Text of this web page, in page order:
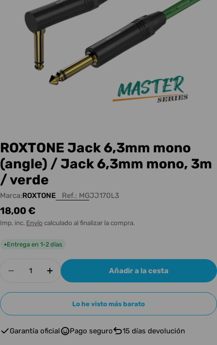
medios 0 en modal
ROXTONE Jack 6,3mm mono
(angle) / Jack 6,3mm mono, 3m
/ verde
Marca:ROXTONE Ref.: MGJJ170L3
Precio
habitual
18,00 €
Imp. inc. Envío calculado al finalizar la compra.
●Entrega en 1-2 días
Disminuir cantidad para ROXTONE Jack
Aumentar cantidad para ROXTONE
Añadir a la cesta
Lo he visto más barato
Garantía oficial Pago seguro 15 días devolución